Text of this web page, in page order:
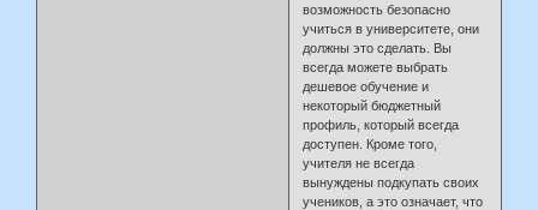
возможность безопасно
учиться в университете, они
должны это сделать. Вы
всегда можете выбрать
дешевое обучение и
некоторый бюджетный
профиль, который всегда
доступен. Кроме того,
учителя не всегда
вынуждены подкупать своих
учеников, а это означает, что